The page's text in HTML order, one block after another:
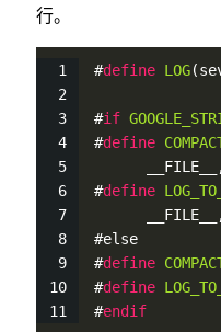
行。
#define LOG
#if
#define
#define
#else
#define
#define
#endif